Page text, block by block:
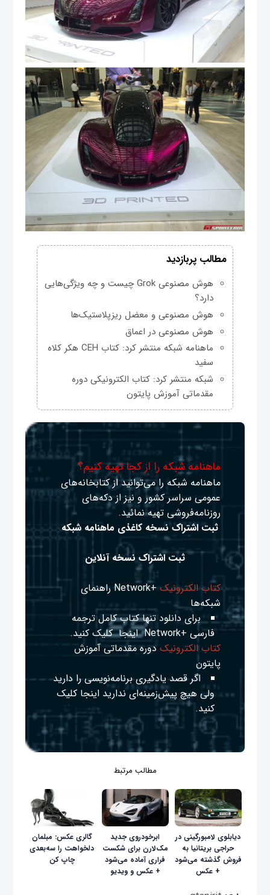
مطالب پربازدید
هوش مصنوعی Grok چیست و چه ویژگی‌هایی
دارد؟
هوش مصنوعی و معضل ریزپلاستیک‌ها
هوش مصنوعی در اعماق
ماهنامه شبکه منتشر کرد: کتاب CEH هکر کلاه
سفید
شبکه منتشر کرد: کتاب الکترونیکی دوره
مقدماتی آموزش پایتون
ماهنامه شبکه را از کجا تهیه کنیم؟
ماهنامه شبکه را می‌توانید از کتابخانه‌های
عمومی سراسر کشور و نیز از دکه‌های
روزنامه‌فروشی تهیه نمائید.
ثبت اشتراک نسخه کاغذی ماهنامه شبکه
ثبت اشتراک نسخه آنلاین
کتاب الکترونیک
+Network راهنمای
شبکه‌ها
برای دانلود تنها کتاب کامل ترجمه
فارسی +Network
اینجا کلیک کنید.
کتاب الکترونیک دوره مقدماتی آموزش
پایتون
اگر قصد یادگیری برنامه‌نویسی را دارید
ولی هیچ پیش‌زمینه‌ای نداریداینجا کلیک
کنید.
مطالب مرتبط
دیابلوی لامبورگینی در
حراجی بریتانیا به
فروش گذشته می‌شود
+ عکس
ابرخودروی جدید
مک‌لارن برای شکست
فراری آماده می‌شود
+ عکس و ویدیو
گالری عکس: مبلمان
دلخواهت را سه‌بعدی
چاپ کن